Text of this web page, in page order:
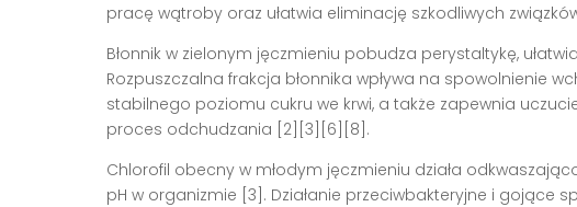
pracę wątroby oraz ułatwia eliminację szkodliwych
Błonnik w zielonym jęczmieniu pobudza perystaltykę,
Rozpuszczalna frakcja błonnika wpływa na spowolnienie
stabilnego poziomu cukru we krwi, a także zapewnia
proces odchudzania [2][3][6][8] .
Chlorofil obecny w młodym jęczmieniu działa
pH w organizmie [3] . Działanie przeciwbakteryjne i gojące